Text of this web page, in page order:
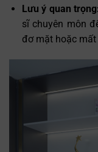
Lưu ý quan
sĩ chuyên môn
đơ mặt hoặc